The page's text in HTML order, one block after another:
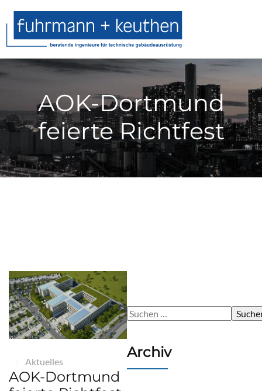
AOK-Dortmund
feierte Richtfest
Aktuelles
AOK-Dortmund
S
h
e
Archiv